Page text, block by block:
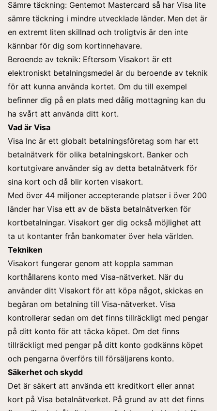
Sämre täckning: Gentemot Mastercard så har Visa lite
sämre täckning i mindre utvecklade länder. Men det är
en extremt liten skillnad och troligtvis är den inte
kännbar för dig som kortinnehavare.
Beroende av teknik: Eftersom Visakort är ett
elektroniskt betalningsmedel är du beroende av teknik
för att kunna använda kortet. Om du till exempel
befinner dig på en plats med dålig mottagning kan du
ha svårt att använda ditt kort.
Vad är Visa
Visa Inc är ett globalt betalningsföretag som har ett
betalnätverk för olika betalningskort. Banker och
kortutgivare använder sig av detta betalnätverk för
sina kort och då blir korten visakort.
Med över 44 miljoner accepterande platser i över 200
länder har Visa ett av de bästa betalnätverken för
kortbetalningar. Visakort ger dig också möjlighet att
ta ut kontanter från bankomater över hela världen.
Tekniken
Visakort fungerar genom att koppla samman
korthållarens konto med Visa-nätverket. När du
använder ditt Visakort för att köpa något, skickas en
begäran om betalning till Visa-nätverket. Visa
kontrollerar sedan om det finns tillräckligt med pengar
på ditt konto för att täcka köpet. Om det finns
tillräckligt med pengar på ditt konto godkänns köpet
och pengarna överförs till försäljarens konto.
Säkerhet och skydd
Det är säkert att använda ett kreditkort eller annat
kort på Visa betalnätverket. På grund av att det finns